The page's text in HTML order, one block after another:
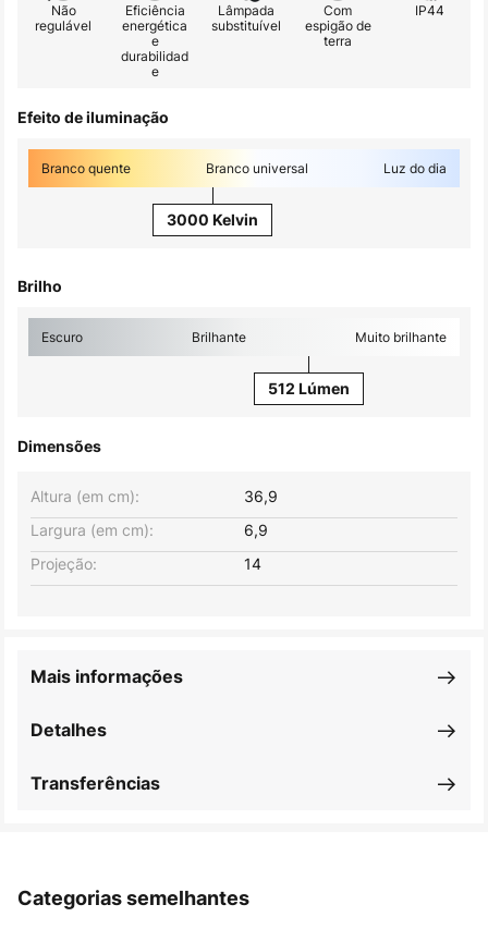
Não
regulável
Eficiência
energética
e
durabilidad
e
Lâmpada
substituível
Com
espigão de
terra
IP44
Efeito de iluminação
Branco quente Branco universal Luz do dia
3000 Kelvin
Brilho
Escuro Brilhante Muito brilhante
512 Lúmen
Dimensões
Largura (em cm): 6,9
Altura (em cm): 36,9
Projeção: 14
Detalhes
Mais informações
Transferências
Categorias semelhantes